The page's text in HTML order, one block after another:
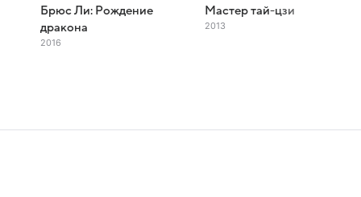
Брюс Ли: Рождение
дракона
2016
Мастер тай-цзи
2013